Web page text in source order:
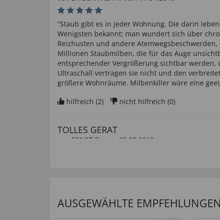
“Staub gibt es in jeder Wohnung. Die darin
Wenigsten bekannt; man wundert sich über
Reizhusten und andere
Millionen Staubmilben, die für das Auge
entsprechender Vergrößerung sichtbar werden,
Ultraschall vertragen sie nicht und den
größere Wohnräume. Milbenkiller wäre eine
hilfreich (2) nicht hilfreich (0)
TOLLES GERAT
ERNST B 03.03.2019
AUSGEWÄHLTE